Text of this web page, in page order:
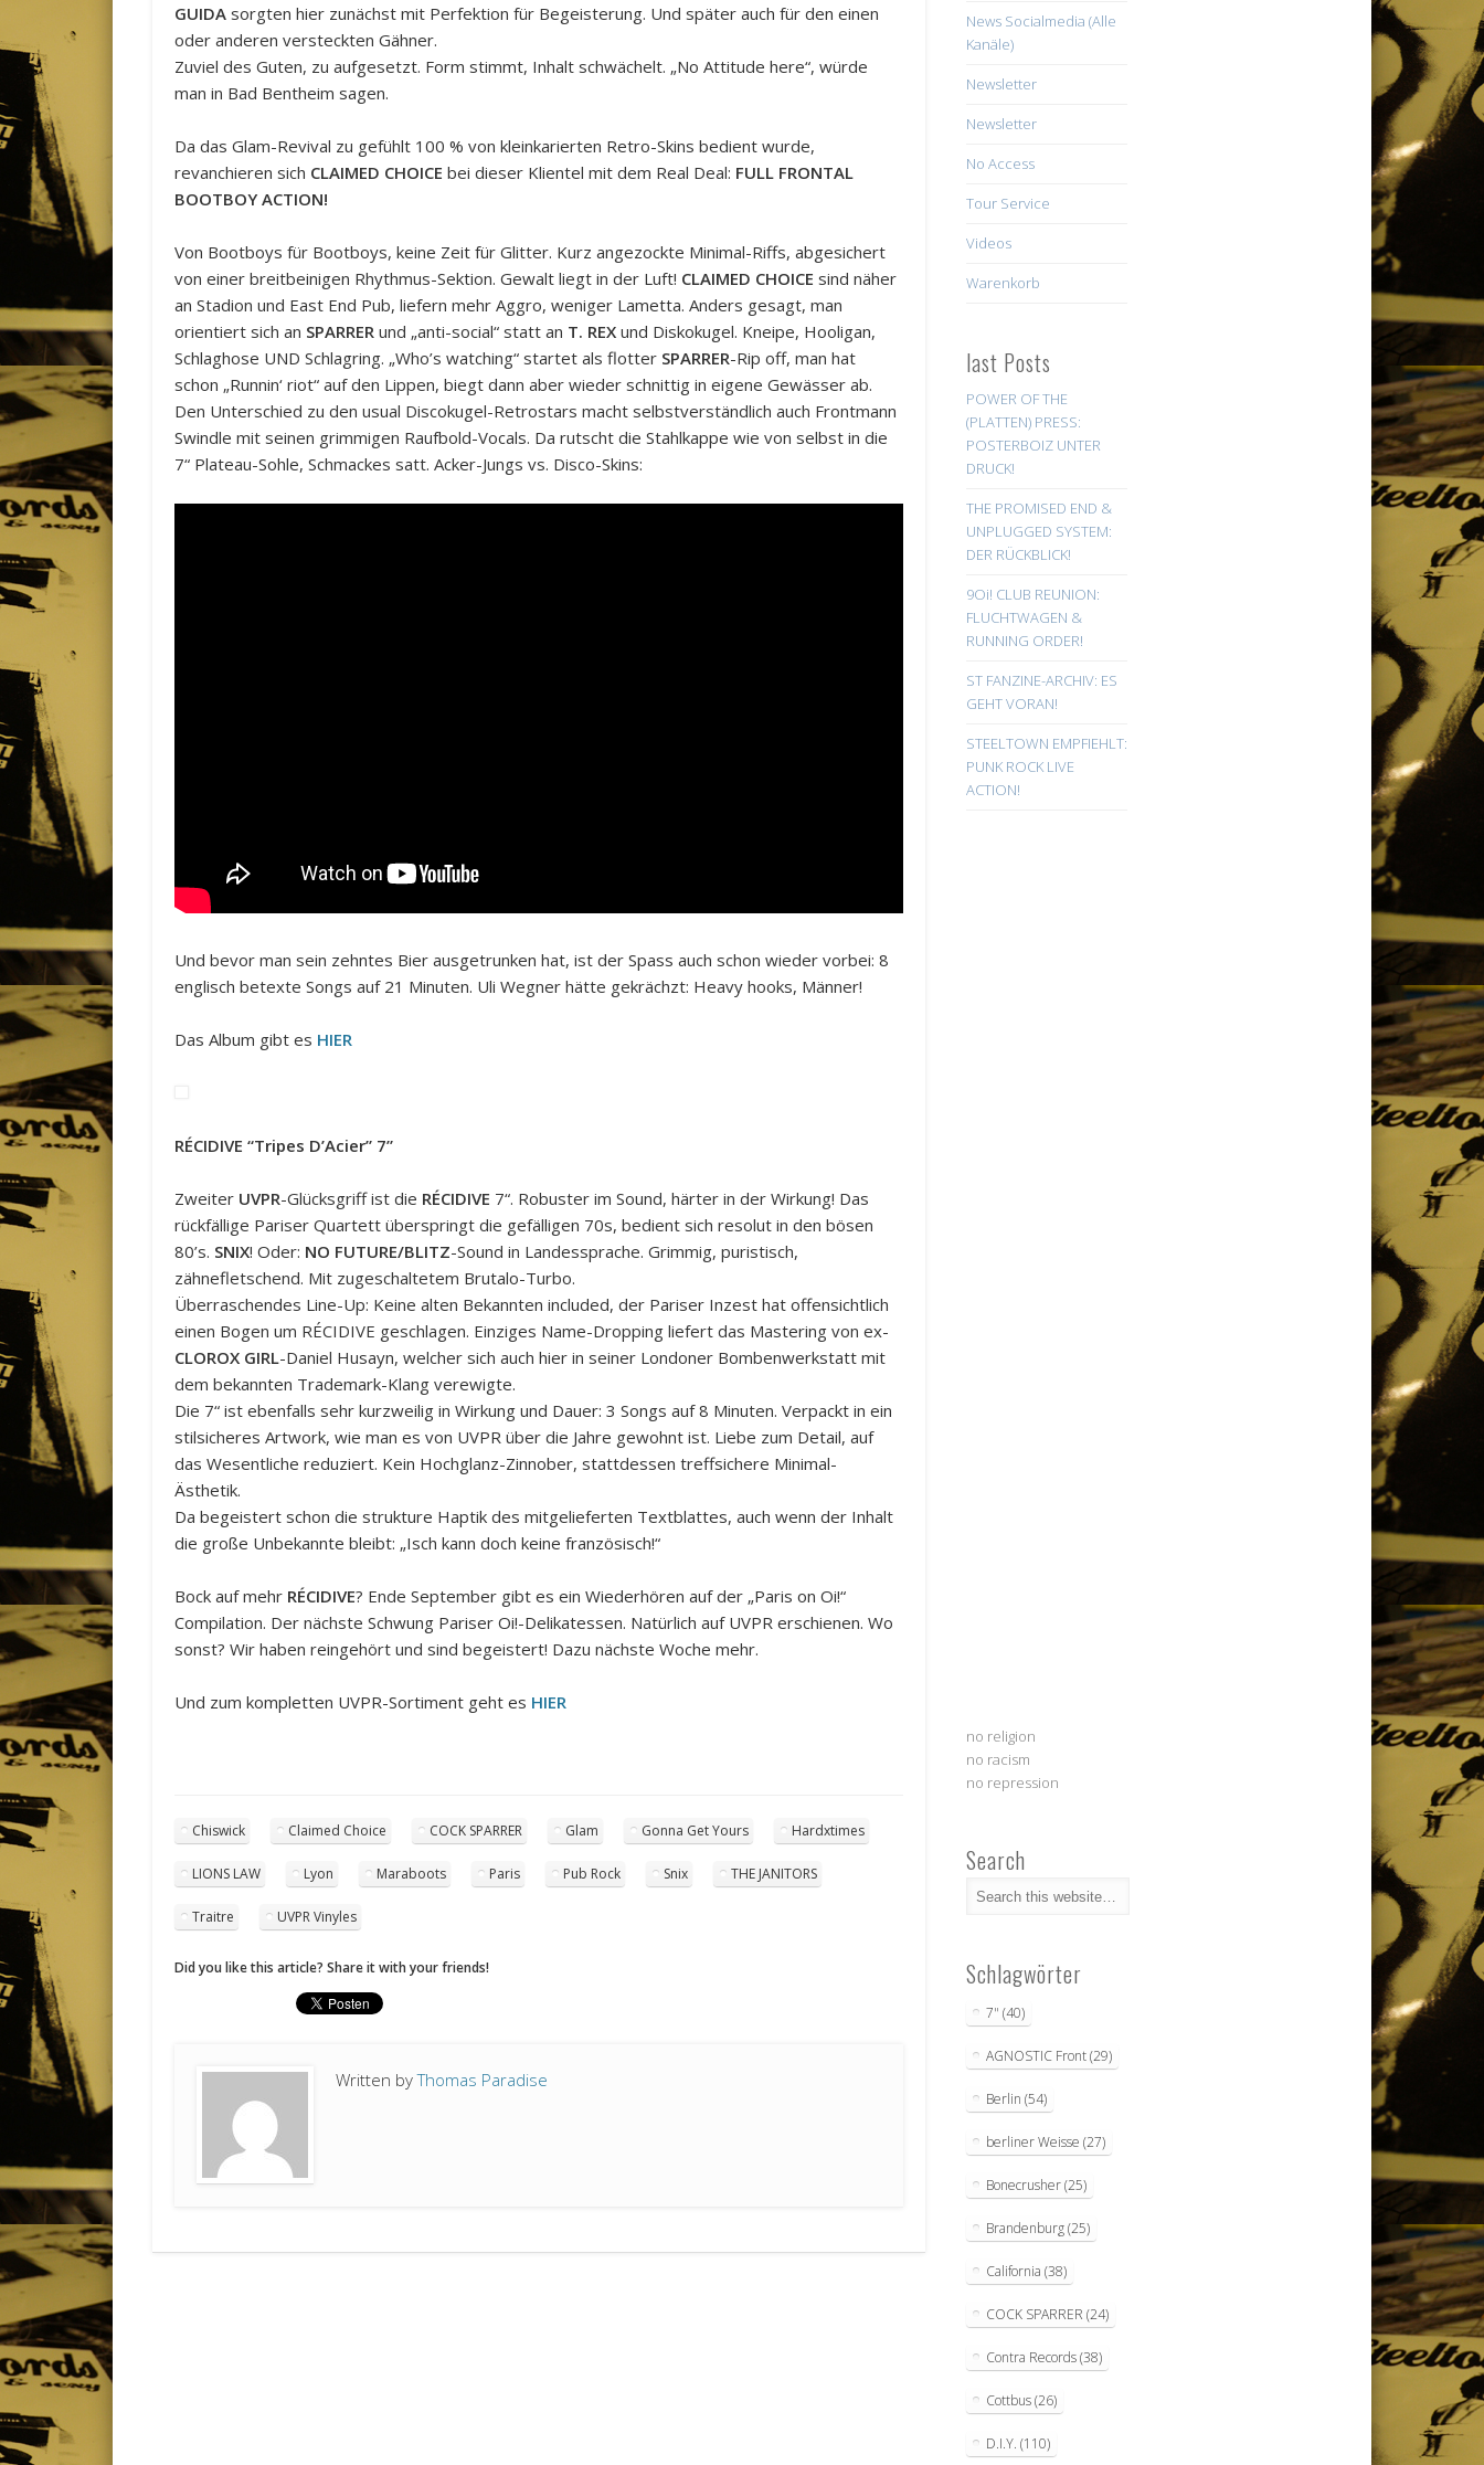
GUIDA sorgten hier zunächst mit Perfektion für Begeisterung. Und später auch für den einen
oder anderen versteckten Gähner.
Zuviel des Guten, zu aufgesetzt. Form stimmt, Inhalt schwächelt. „No Attitude here“, würde
man in Bad Bentheim sagen.
Da das Glam-Revival zu gefühlt 100 % von kleinkarierten Retro-Skins bedient wurde,
revanchieren sich CLAIMED CHOICE bei dieser Klientel mit dem Real Deal: FULL FRONTAL
BOOTBOY ACTION!
Von Bootboys für Bootboys, keine Zeit für Glitter. Kurz angezockte Minimal-Riffs, abgesichert
von einer breitbeinigen Rhythmus-Sektion. Gewalt liegt in der Luft! CLAIMED CHOICE sind näher
an Stadion und East End Pub, liefern mehr Aggro, weniger Lametta. Anders gesagt, man
orientiert sich an SPARRER und „anti-social“ statt an T. REX und Diskokugel. Kneipe, Hooligan,
Schlaghose UND Schlagring. „Who’s watching“ startet als flotter SPARRER-Rip off, man hat
schon „Runnin‘ riot“ auf den Lippen, biegt dann aber wieder schnittig in eigene Gewässer ab.
Den Unterschied zu den usual Discokugel-Retrostars macht selbstverständlich auch Frontmann
Swindle mit seinen grimmigen Raufbold-Vocals. Da rutscht die Stahlkappe wie von selbst in die
7“ Plateau-Sohle, Schmackes satt. Acker-Jungs vs. Disco-Skins:
Und bevor man sein zehntes Bier ausgetrunken hat, ist der Spass auch schon wieder vorbei: 8
englisch betexte Songs auf 21 Minuten. Uli Wegner hätte gekrächzt: Heavy hooks, Männer!
Das Album gibt es HIER
RÉCIDIVE “Tripes D’Acier” 7”
Zweiter UVPR-Glücksgriff ist die RÉCIDIVE 7“. Robuster im Sound, härter in der Wirkung! Das
rückfällige Pariser Quartett überspringt die gefälligen 70s, bedient sich resolut in den bösen
80’s. SNIX! Oder: NO FUTURE/BLITZ-Sound in Landessprache. Grimmig, puristisch,
zähnefletschend. Mit zugeschaltetem Brutalo-Turbo.
Überraschendes Line-Up: Keine alten Bekannten included, der Pariser Inzest hat offensichtlich
einen Bogen um RÉCIDIVE geschlagen. Einziges Name-Dropping liefert das Mastering von ex-
CLOROX GIRL-Daniel Husayn, welcher sich auch hier in seiner Londoner Bombenwerkstatt mit
dem bekannten Trademark-Klang verewigte.
Die 7“ ist ebenfalls sehr kurzweilig in Wirkung und Dauer: 3 Songs auf 8 Minuten. Verpackt in ein
stilsicheres Artwork, wie man es von UVPR über die Jahre gewohnt ist. Liebe zum Detail, auf
das Wesentliche reduziert. Kein Hochglanz-Zinnober, stattdessen treffsichere Minimal-
Ästhetik.
Da begeistert schon die strukture Haptik des mitgelieferten Textblattes, auch wenn der Inhalt
die große Unbekannte bleibt: „Isch kann doch keine französisch!“
Bock auf mehr RÉCIDIVE? Ende September gibt es ein Wiederhören auf der „Paris on Oi!“
Compilation. Der nächste Schwung Pariser Oi!-Delikatessen. Natürlich auf UVPR erschienen. Wo
sonst? Wir haben reingehört und sind begeistert! Dazu nächste Woche mehr.
Und zum kompletten UVPR-Sortiment geht es HIER
Chiswick Claimed Choice COCK SPARRER Glam Gonna Get Yours Hardxtimes
LIONS LAW Lyon Maraboots Paris Pub Rock Snix THE JANITORS
Traitre UVPR Vinyles
Did you like this article? Share it with your friends!
Written byThomas Paradise
News Socialmedia (Alle
Kanäle)
Newsletter
Newsletter
No Access
Tour Service
Videos
Warenkorb
last Posts
POWER OF THE
(PLATTEN) PRESS:
POSTERBOIZ UNTER
DRUCK!
THE PROMISED END &
UNPLUGGED SYSTEM:
DER RÜCKBLICK!
9Oi! CLUB REUNION:
FLUCHTWAGEN &
RUNNING ORDER!
ST FANZINE-ARCHIV: ES
GEHT VORAN!
STEELTOWN EMPFIEHLT:
PUNK ROCK LIVE
ACTION!
no religion
no racism
no repression
Search
Schlagwörter
7" (40)
AGNOSTIC Front(29)
Berlin (54)
berliner Weisse (27)
Bonecrusher(25)
Brandenburg(25)
California (38)
COCK SPARRER (24)
Contra Records(38)
Cottbus(26)
D.I.Y. (110)